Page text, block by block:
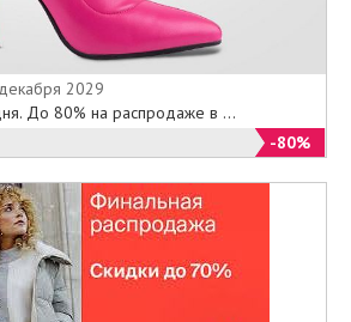
2029
До 80% на распродаже в ...
-80%